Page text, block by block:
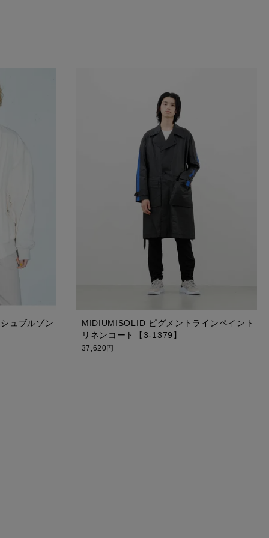
ュブルゾン
MIDIUMISOLID ピグメントラインペイント
リネンコート【3-1379】
37,620円